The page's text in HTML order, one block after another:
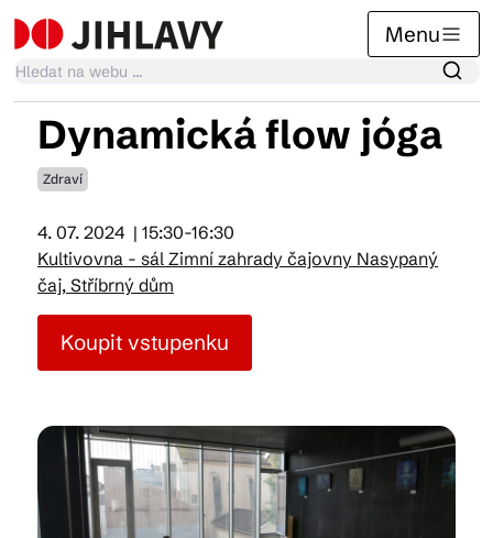
Menu
Kalendář akcí
Tradiční akce
Články
Praktické info
Dynamická flow jóga
Zdraví
4. 07. 2024 | 15:30-16:30
Kultivovna - sál Zimní zahrady čajovny Nasypaný
čaj, Stříbrný dům
Koupit vstupenku